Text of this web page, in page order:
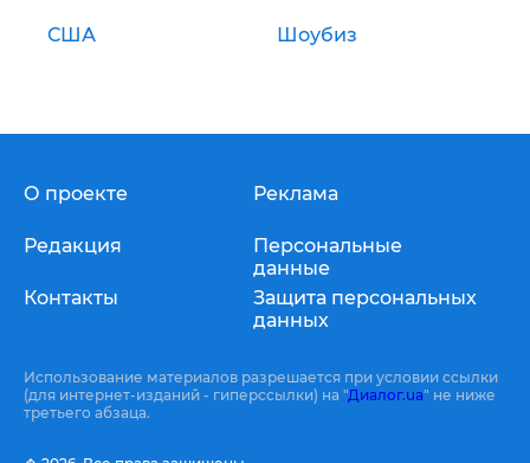
США Шоубиз
О проекте
Редакция
Контакты
Реклама
Персональные
данные
Защита персональных
данных
Использование материалов разрешается при условии ссылки
(для интернет-изданий - гиперссылки) на "Диалог.ua" не ниже
третьего абзаца.